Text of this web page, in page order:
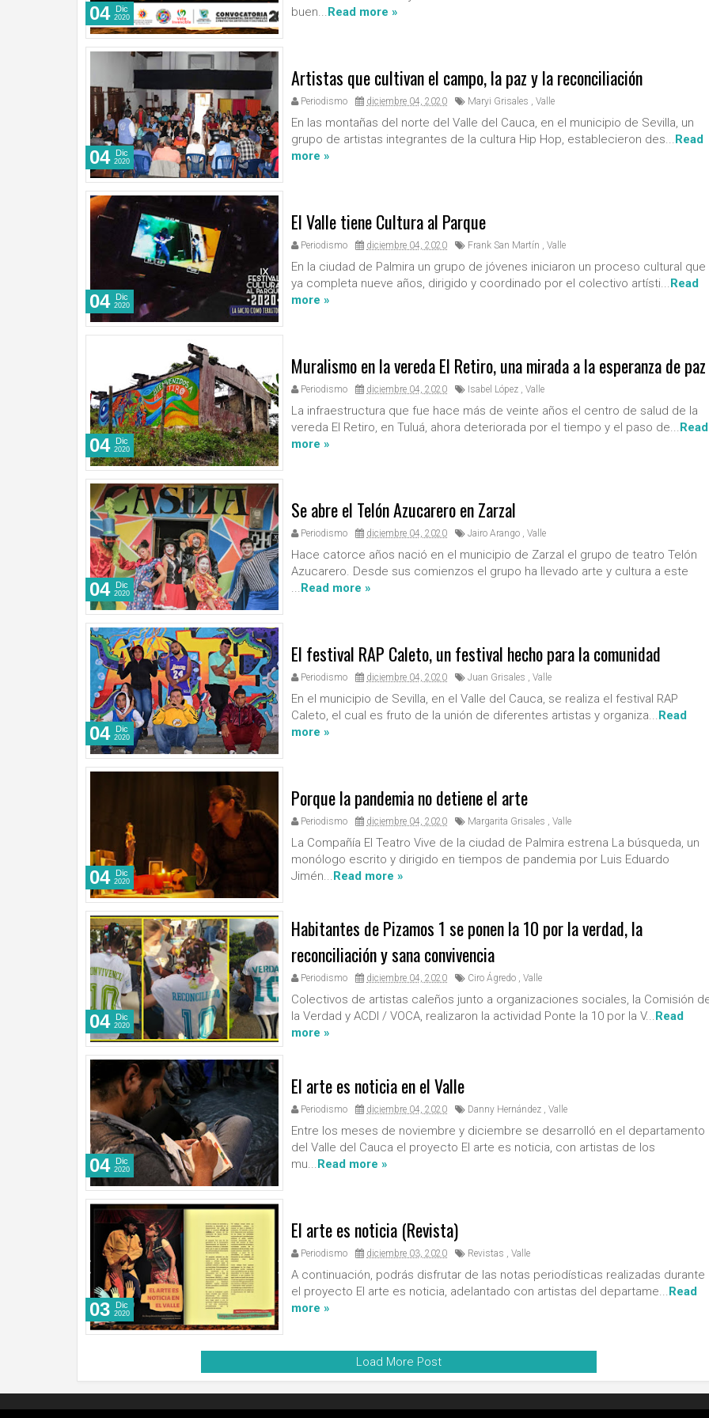
buen...Read more »
04 Dic
2020
Artistas que cultivan el campo, la paz y la reconciliación
Periodismo diciembre 04, 2020 Maryi Grisales , Valle
En las montañas del norte del Valle del Cauca, en el municipio de Sevilla, un
grupo de artistas integrantes de la cultura Hip Hop, establecieron des...Read
more »
04 Dic
2020
El Valle tiene Cultura al Parque
Periodismo diciembre 04, 2020 Frank San Martín , Valle
En la ciudad de Palmira un grupo de jóvenes iniciaron un proceso cultural que
ya completa nueve años, dirigido y coordinado por el colectivo artísti...Read
more »
04 Dic
2020
Muralismo en la vereda El Retiro, una mirada a la esperanza de paz
Periodismo diciembre 04, 2020 Isabel López , Valle
La infraestructura que fue hace más de veinte años el centro de salud de la
vereda El Retiro, en Tuluá, ahora deteriorada por el tiempo y el paso de...Read
more »
04 Dic
2020
Se abre el Telón Azucarero en Zarzal
Periodismo diciembre 04, 2020 Jairo Arango , Valle
Hace catorce años nació en el municipio de Zarzal el grupo de teatro Telón
Azucarero. Desde sus comienzos el grupo ha llevado arte y cultura a este
...Read more »
04 Dic
2020
El festival RAP Caleto, un festival hecho para la comunidad
Periodismo diciembre 04, 2020 Juan Grisales , Valle
En el municipio de Sevilla, en el Valle del Cauca, se realiza el festival RAP
Caleto, el cual es fruto de la unión de diferentes artistas y organiza...Read
more »
04 Dic
2020
Porque la pandemia no detiene el arte
Periodismo diciembre 04, 2020 Margarita Grisales , Valle
La Compañía El Teatro Vive de la ciudad de Palmira estrena La búsqueda, un
monólogo escrito y dirigido en tiempos de pandemia por Luis Eduardo
Jimén...Read more »
04 Dic
2020
Habitantes de Pizamos 1 se ponen la 10 por la verdad, la
reconciliación y sana convivencia
Periodismo diciembre 04, 2020 Ciro Ágredo , Valle
Colectivos de artistas caleños junto a organizaciones sociales, la Comisión
la Verdad y ACDI / VOCA, realizaron la actividad Ponte la 10 por la V...Read
more »
04 Dic
2020
El arte es noticia en el Valle
Periodismo diciembre 04, 2020 Danny Hernández , Valle
Entre los meses de noviembre y diciembre se desarrolló en el departamento
del Valle del Cauca el proyecto El arte es noticia, con artistas de los
mu...Read more »
04 Dic
2020
El arte es noticia (Revista)
Periodismo diciembre 03, 2020 Revistas , Valle
A continuación, podrás disfrutar de las notas periodísticas realizadas durante
el proyecto El arte es noticia, adelantado con artistas del departame...Read
more »
03 Dic
2020
Load More Post